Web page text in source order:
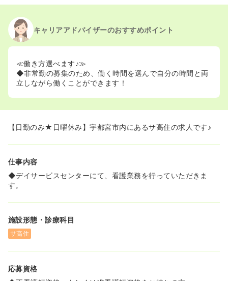
キャリアアドバイザーのおすすめポイント
≪働き方選べます♪≫
◆非常勤の募集のため、働く時間を選んで自分の時間と両
立しながら働くことができます！
【日勤のみ★日曜休み】宇都宮市内にあるサ高住の求人です♪
仕事内容
◆デイサービスセンターにて、看護業務を行っていただきま
す。
施設形態・診療科目
サ高住
応募資格